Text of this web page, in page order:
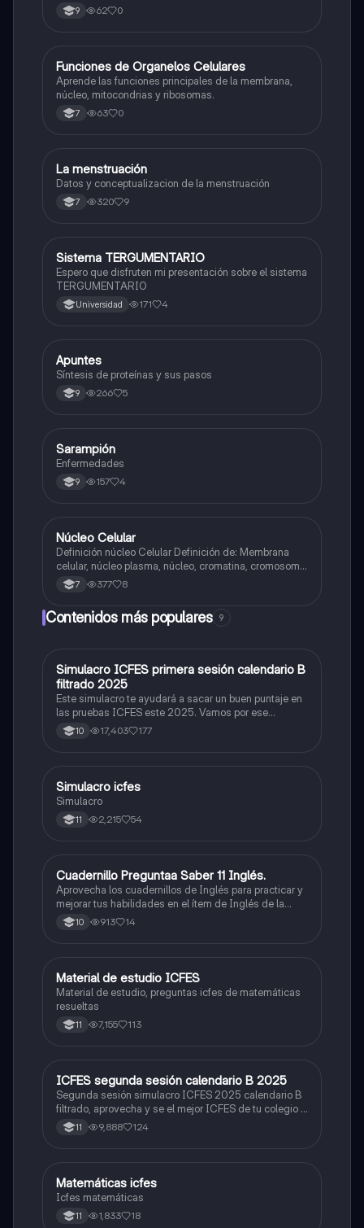
9 62 0
FBiologia
Funciones de Organelos Celulares
Aprende las funciones principales de la membrana,
núcleo, mitocondrias y ribosomas.
7 63 0
Biologia
La menstruación
Datos y conceptualizacion de la menstruación
7 320 9
Biologia
Sistema TERGUMENTARIO
Espero que disfruten mi presentación sobre el sistema
TERGUMENTARIO
Universidad 171 4
Biologia
Apuntes
Síntesis de proteínas y sus pasos
9 266 5
Biologia
Sarampión
Enfermedades
9 157 4
Biologia
Núcleo Celular
Definición núcleo Celular Definición de: Membrana
celular, núcleo plasma, núcleo, cromatina, cromosoma
Interfase Fases de la interfase
7 377 8
Contenidos más populares 9
ICFES: Matemáticas
Simulacro ICFES primera sesión calendario B
filtrado 2025
Este simulacro te ayudará a sacar un buen puntaje en
las pruebas ICFES este 2025. Vamos por ese
500/500. Y poder ser admitido en la universidad que
quieras, estudiar la carrera que quieres y no la que te
10 17,403 177
ICFES: Lectura Crítica
Simulacro icfes
Simulacro
11 2,215 54
ICFES: Inglés
Cuadernillo Preguntaa Saber 11 Inglés.
Aprovecha los cuadernillos de Inglés para practicar y
mejorar tus habilidades en el ítem de Inglés de la
Prueba Saber 11. 🫡
10 913 14
ICFES: Matemáticas
Material de estudio ICFES
Material de estudio, preguntas icfes de matemáticas
resueltas
11 7,155 113
ICFES: Lectura Crítica
ICFES segunda sesión calendario B 2025
Segunda sesión simulacro ICFES 2025 calendario B
filtrado, aprovecha y se el mejor ICFES de tu colegio y
poder ingresar a universidad, y estudiar aquella
carrera con la que tanto sueñas.
11 9,888 124
ICFES: Matemáticas
Matemáticas icfes
Icfes matemáticas
11 1,833 18